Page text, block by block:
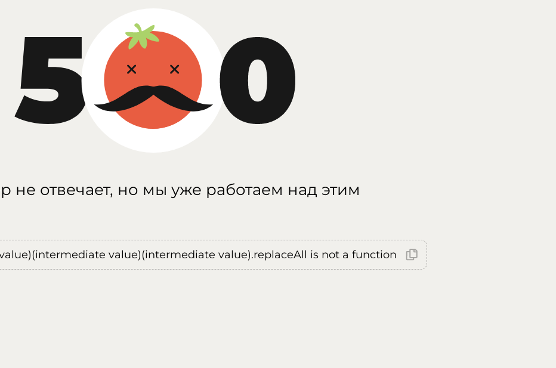
не отвечает, но мы уже работаем над этим
value)(intermediate value).replaceAll is not a function